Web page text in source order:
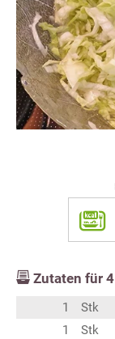
Zutaten für 4
1 Stk
1
Stk